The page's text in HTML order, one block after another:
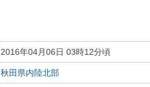
2016年04月06日 03時12分頃
秋田県内陸北部